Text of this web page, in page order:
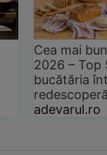
Cea mai
2026 –
bucătăria
adevarul.ro